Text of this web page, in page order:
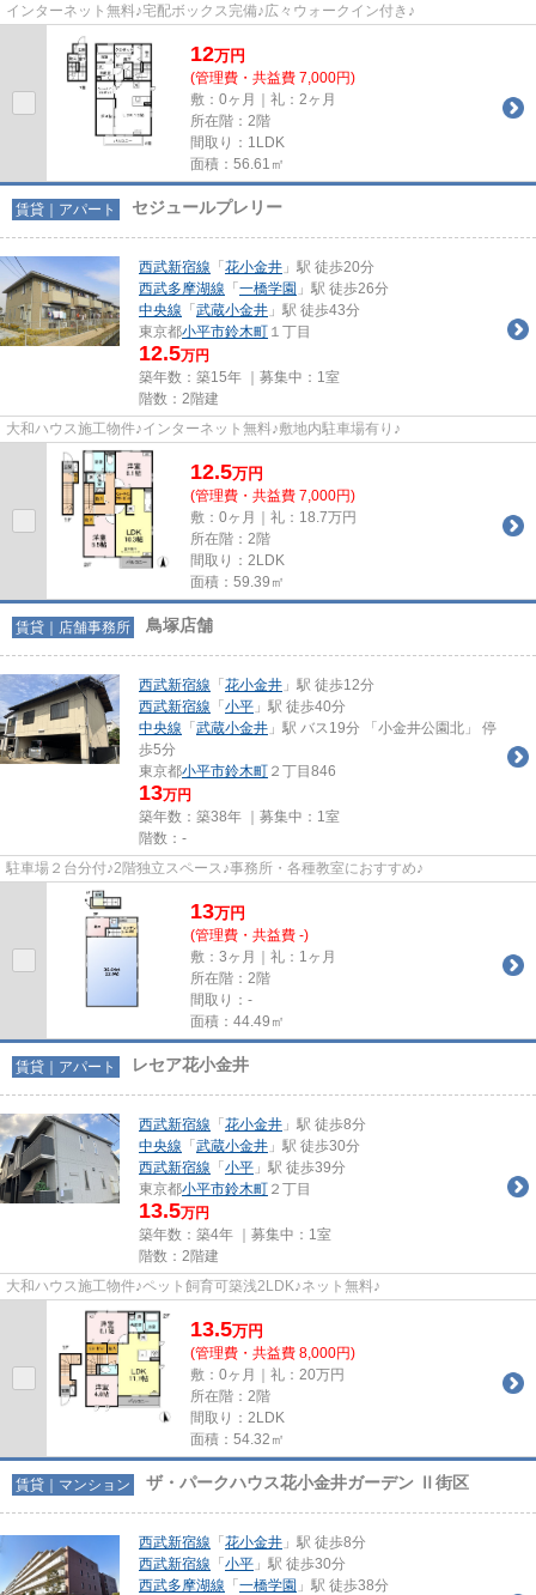
インターネット無料♪宅配ボックス完備♪広々ウォークイン付き♪
12万円
(管理費・共益費 7,000円)
敷：0ヶ月｜礼：2ヶ月
所在階：2階
間取り：1LDK
面積：56.61㎡
賃貸｜アパート セジュールプレリー
西武新宿線 「 花小金井 」駅 徒歩20分
西武多摩湖線 「 一橋学園 」駅 徒歩26分
中央線 「 武蔵小金井 」駅 徒歩43分
東京都小平市鈴木町 １丁目
12.5万円
築年数：築15年 ｜募集中： 1室
階数：2階建
大和ハウス施工物件♪インターネット無料♪敷地内駐車場有り♪
12.5万円
(管理費・共益費 7,000円)
敷：0ヶ月｜礼：18.7万円
所在階：2階
間取り：2LDK
面積：59.39㎡
賃貸｜店舗事務所 鳥塚店舗
西武新宿線 「 花小金井 」駅 徒歩12分
西武新宿線 「 小平 」駅 徒歩40分
中央線 「 武蔵小金井 」駅 バス19分 「小金井公園北」 停
歩5分
東京都小平市鈴木町 ２丁目846
13万円
築年数：築38年 ｜募集中： 1室
階数：-
駐車場２台分付♪2階独立スペース♪事務所・各種教室におすすめ♪
13万円
(管理費・共益費 -)
敷：3ヶ月｜礼：1ヶ月
所在階：2階
間取り：-
面積：44.49㎡
賃貸｜アパート レセア花小金井
西武新宿線 「 花小金井 」駅 徒歩8分
中央線 「 武蔵小金井 」駅 徒歩30分
西武新宿線 「 小平 」駅 徒歩39分
東京都小平市鈴木町 ２丁目
13.5万円
築年数：築4年 ｜募集中： 1室
階数：2階建
大和ハウス施工物件♪ペット飼育可築浅2LDK♪ネット無料♪
13.5万円
(管理費・共益費 8,000円)
敷：0ヶ月｜礼：20万円
所在階：2階
間取り：2LDK
面積：54.32㎡
賃貸｜マンション ザ・パークハウス花小金井ガーデン Ⅱ街区
西武新宿線 「 花小金井 」駅 徒歩8分
西武新宿線 「 小平 」駅 徒歩30分
西武多摩湖線 「 一橋学園 」駅 徒歩38分